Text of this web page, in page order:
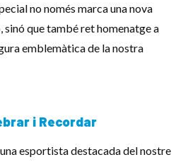
no només marca una nova
que també ret homenatge a
emblemàtica de la nostra
i Recordar
esportista destacada del nostre